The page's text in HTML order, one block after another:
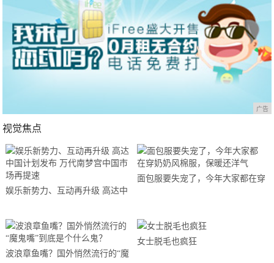
广告
视觉焦点
娱乐新势力、互动再升级 高达中
再提速
面包服要失宠了，今年大家都在穿
波浪章鱼嘴？国外悄然流行的“魔
女士脱毛也疯狂